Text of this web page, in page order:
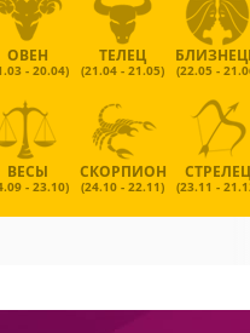
ОВЕН
- 20.04)
ТЕЛЕЦ
(21.04 - 21.05) (22.05 -
ВЕСЫ
- 23.10)
СКОРПИОН
(24.10 - 22.11)
СТРЕЛЕЦ
(23.11 -